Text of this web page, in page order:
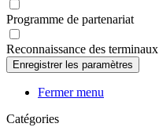
Programme de partenariat
Reconnaissance des terminaux
Fermer menu
Catégories